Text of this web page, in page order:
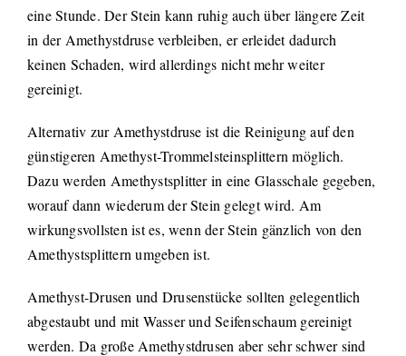
eine Stunde. Der Stein kann ruhig auch über längere Zeit
in der Amethystdruse verbleiben, er erleidet dadurch
keinen Schaden, wird allerdings nicht mehr weiter
gereinigt.
Alternativ zur Amethystdruse ist die Reinigung auf den
günstigeren Amethyst-Trommelsteinsplittern möglich.
Dazu werden Amethystsplitter in eine Glasschale gegeben,
worauf dann wiederum der Stein gelegt wird. Am
wirkungsvollsten ist es, wenn der Stein gänzlich von den
Amethystsplittern umgeben ist.
Amethyst-Drusen und Drusenstücke sollten gelegentlich
abgestaubt und mit Wasser und Seifenschaum gereinigt
werden. Da große Amethystdrusen aber sehr schwer sind